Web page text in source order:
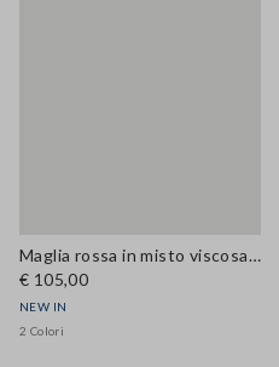
Maglia rossa in misto viscosa a girocollo con bottoni regular fit
€ 105,00
NEW IN
2 Colori